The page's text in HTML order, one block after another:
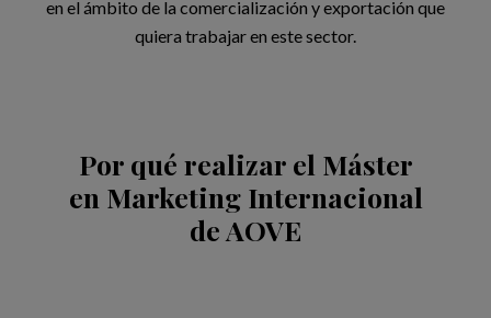
en el ámbito de la comercialización y exportación que
quiera trabajar en este sector.
Por qué realizar el Máster
en Marketing Internacional
de AOVE